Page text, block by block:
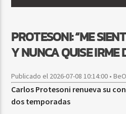
6:00 AM 9:00 AM
Beone Radio
PROTESONI: “ME
Y NUNCA QUISE IRME
Publicado el 2026-07-08 10:14:00 •
Carlos Protesoni renueva su
dos temporadas